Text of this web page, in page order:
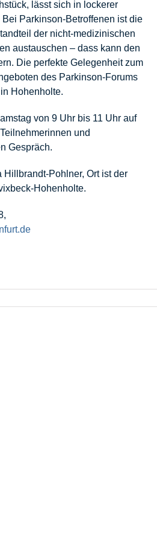
lässt sich in lockerer
Parkinson-Betroffenen ist die
der nicht-medizinischen
austauschen – dass kann den
Die perfekte Gelegenheit zum
des Parkinson-Forums
in Hohenholte.
von 9 Uhr bis 11 Uhr auf
und
Gespräch.
Hillbrandt-Pohlner, Ort ist der
Hohenholte.